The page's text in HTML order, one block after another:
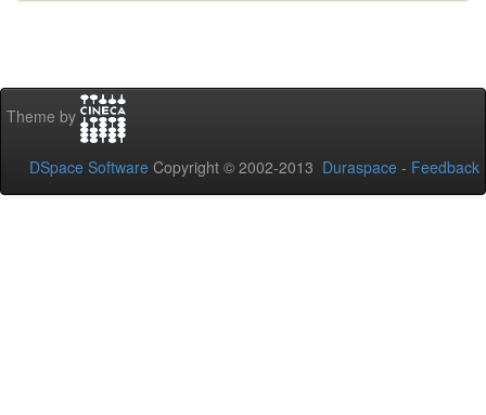
Theme by
DSpace Software Copyright © 2002-2013 Duraspace - Feedback